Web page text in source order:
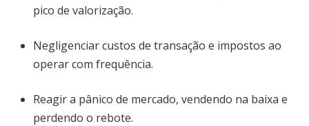
pico de valorização.
Negligenciar custos de transação e impostos ao
operar com frequência.
Reagir a pânico de mercado, vendendo na baixa e
perdendo o rebote.